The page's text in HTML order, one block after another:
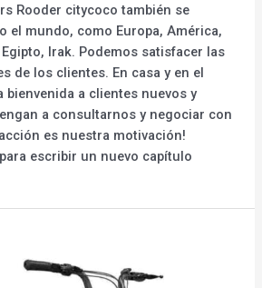
Rooder citycoco también se
el mundo, como Europa, América,
Irak. Podemos satisfacer las
de los clientes. En casa y en el
bienvenida a clientes nuevos y
a consultarnos y negociar con
es nuestra motivación!
escribir un nuevo capítulo